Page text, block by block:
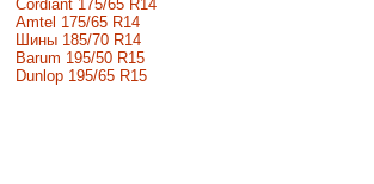
Cordiant 175/65 R14
Amtel 175/65 R14
Шины 185/70 R14
Barum 195/50 R15
Dunlop 195/65 R15